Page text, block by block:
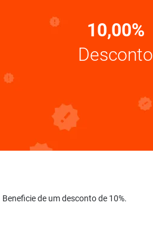
10,00%
Desconto
de um desconto de 10%.